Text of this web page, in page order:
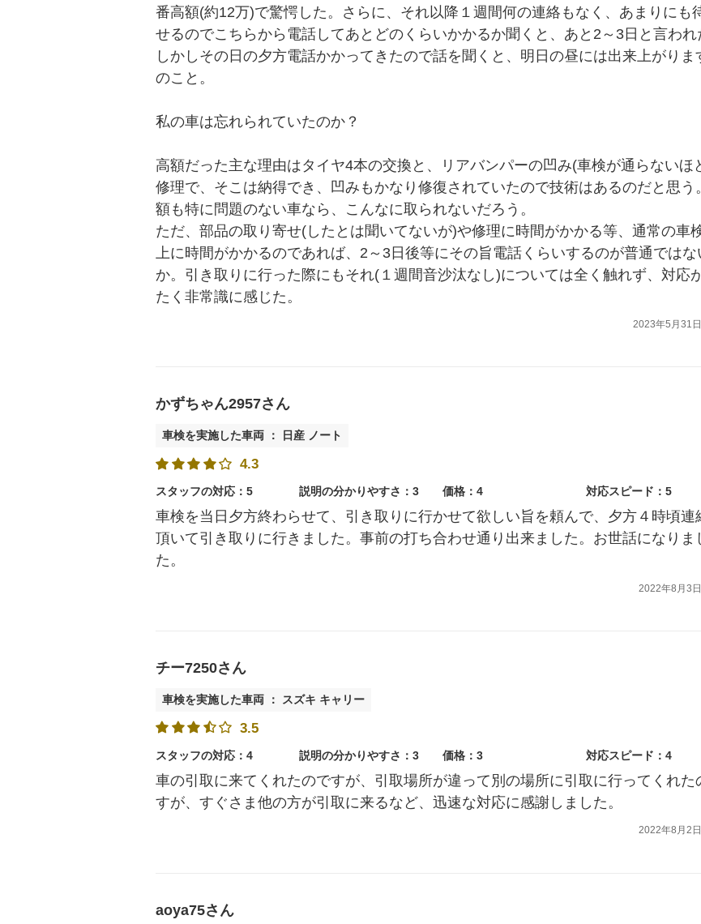
番高額(約12万)で驚愕した。さらに、それ以降１週間何の連絡もなく、あまりにも
せるのでこちらから電話してあとどのくらいかかるか聞くと、あと2～3日と言われ
しかしその日の夕方電話かかってきたので話を聞くと、明日の昼には出来上がりま
のこと。
私の車は忘れられていたのか？
高額だった主な理由はタイヤ4本の交換と、リアバンパーの凹み(車検が通らないほ
修理で、そこは納得でき、凹みもかなり修復されていたので技術はあるのだと思う
額も特に問題のない車なら、こんなに取られないだろう。
ただ、部品の取り寄せ(したとは聞いてないが)や修理に時間がかかる等、通常の車
上に時間がかかるのであれば、2～3日後等にその旨電話くらいするのが普通ではな
か。引き取りに行った際にもそれ(１週間音沙汰なし)については全く触れず、対応
たく非常識に感じた。
2023年5月31
かずちゃん2957さん
車検を実施した車両 ： 日産 ノート
4.3
スタッフの対応：5 説明の分かりやすさ：3 価格：4 対応スピード：5
車検を当日夕方終わらせて、引き取りに行かせて欲しい旨を頼んで、夕方４時頃連
頂いて引き取りに行きました。事前の打ち合わせ通り出来ました。お世話になりま
た。
2022年8月3
チー7250さん
車検を実施した車両 ： スズキ キャリー
3.5
スタッフの対応：4 説明の分かりやすさ：3 価格：3 対応スピード：4
車の引取に来てくれたのですが、引取場所が違って別の場所に引取に行ってくれた
すが、すぐさま他の方が引取に来るなど、迅速な対応に感謝しました。
2022年8月2
aoya75さん